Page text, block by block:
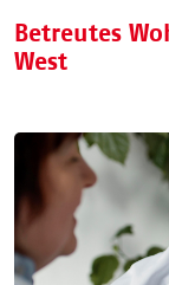
Betreutes
West